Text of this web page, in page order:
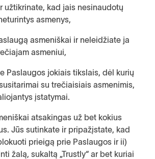
užtikrinate, kad jais nesinaudotų
asmenys,
asmeniškai ir neleidžiate ja
asmeniui,
Paslaugos jokiais tikslais, dėl kurių
su trečiaisiais asmenimis,
įstatymai.
atsakingas už bet kokius
Jūs sutinkate ir pripažįstate, kad
prieigą prie Paslaugos ir ii)
žalą, sukaltą „Trustly“ ar bet kuriai